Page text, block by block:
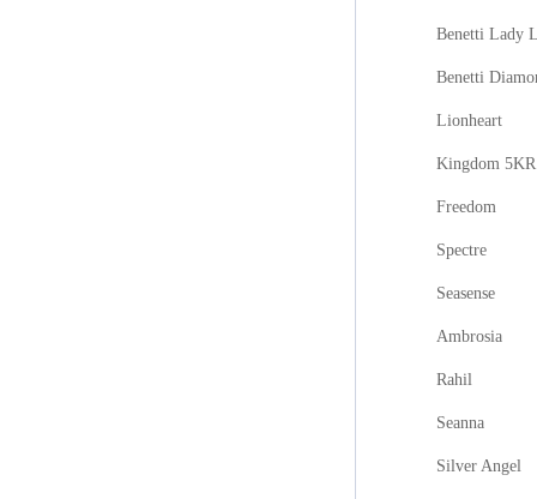
Benetti Lady
Benetti
Lionheart
Kingdom 5KR
Freedom
Spectre
Seasense
Ambrosia
Rahil
Seanna
Silver Angel